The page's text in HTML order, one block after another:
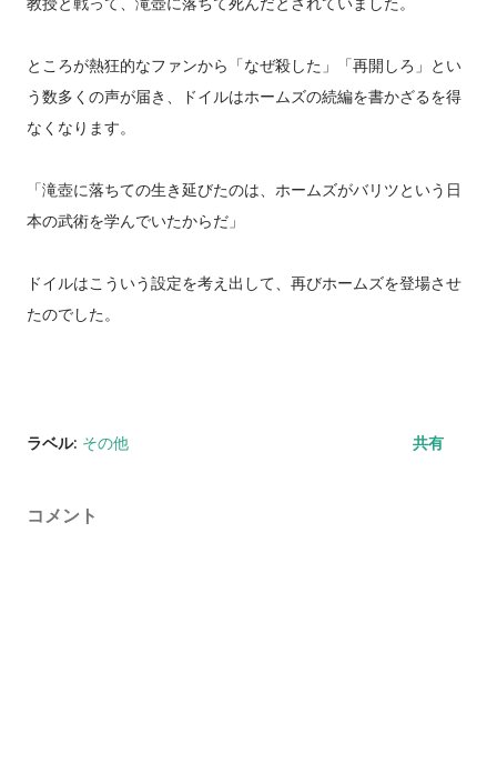
ところが熱狂的なファンから「なぜ殺した」「再開しろ」とい
う数多くの声が届き、ドイルはホームズの続編を書かざるを得
なくなります。
「滝壺に落ちての生き延びたのは、ホームズがバリツという日
本の武術を学んでいたからだ」
ドイルはこういう設定を考え出して、再びホームズを登場させ
たのでした。
ラベル: その他 共有
コメント